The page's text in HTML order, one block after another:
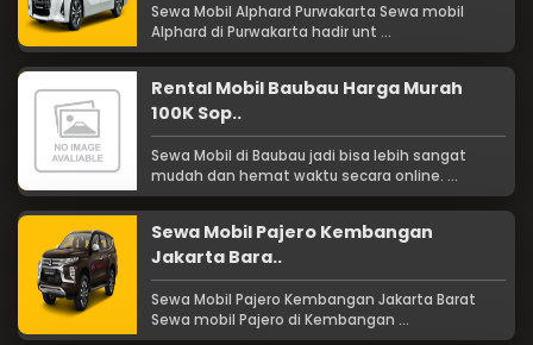
Sewa Mobil Alphard Purwakarta Sewa mobil
Alphard di Purwakarta hadir unt ...
Rental Mobil Baubau Harga Murah
100K Sop..
Sewa Mobil di Baubau jadi bisa lebih sangat
mudah dan hemat waktu secara online. ...
Sewa Mobil Pajero Kembangan
Jakarta Bara..
Sewa Mobil Pajero Kembangan Jakarta Barat
Sewa mobil Pajero di Kembangan ...